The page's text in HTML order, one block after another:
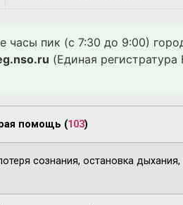
часы пик (с 7:30 до 9:00)
(Единая
помощь (103)
сознания, остановка дыхания,